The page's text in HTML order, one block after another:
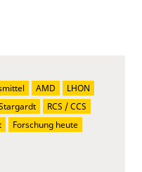
AMD
LHON
RCS / CCS
Forschung heute